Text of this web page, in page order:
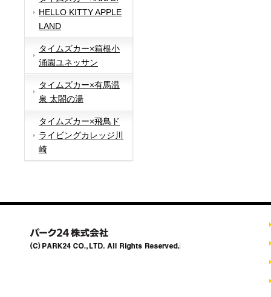
HELLO KITTY APPLE
LAND
タイムズカー×箱根小
涌園ユネッサン
タイムズカー×有馬温
泉 太閤の湯
タイムズカー×飛鳥ド
ライビングカレッジ川
崎